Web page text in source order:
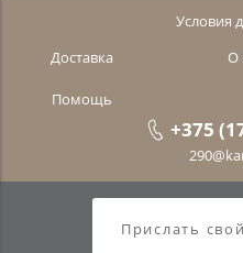
Условия
Доставка
О
Помощь
+375
Прислать